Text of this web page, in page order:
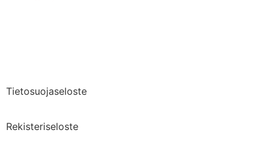
Tietosuojaseloste
Rekisteriseloste